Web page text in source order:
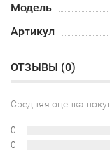
Модель
Артикул
ОТЗЫВЫ (0)
Средняя оценка
0
0